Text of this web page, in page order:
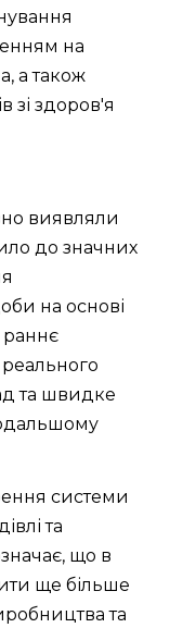
на
а також
зі здоров'я
виявляли
до значних
на основі
раннє
та швидке
системи
та
що в
ще більше
та